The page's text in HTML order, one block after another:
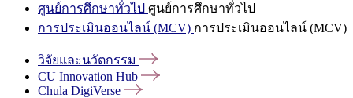
ศูนย์การศึกษาทั่วไป ศูนย์การศึกษาทั่วไป
การประเมินออนไลน์ (MCV) การประเมินออนไลน์ (MCV)
วิจัยและนวัตกรรม
CU Innovation Hub
Chula DigiVerse